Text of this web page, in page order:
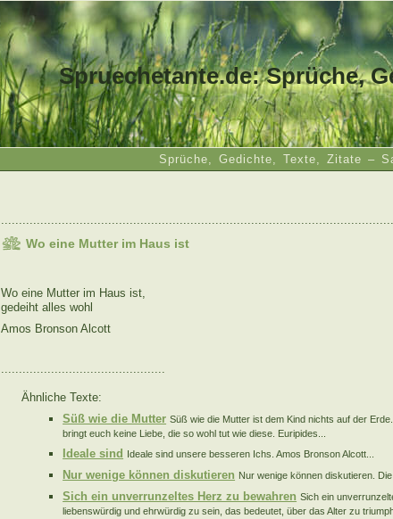
Spruechetante.de: Sprüche,
Sprüche, Gedichte, Texte, Zitate –
Wo eine Mutter im Haus ist
Wo eine Mutter im Haus ist,
gedeiht alles wohl
Amos Bronson Alcott
Ähnliche Texte:
Süß wie die Mutter Süß wie die Mutter ist dem Kind nichts auf der
bringt euch keine Liebe, die so wohl tut wie diese. Euripides...
Ideale sind Ideale sind unsere besseren Ichs. Amos Bronson Alcott...
Nur wenige können diskutieren Nur wenige können diskutieren.
Sich ein unverrunzeltes Herz zu bewahren Sich ein
liebenswürdig und ehrwürdig zu sein, das bedeutet, über das Alter zu